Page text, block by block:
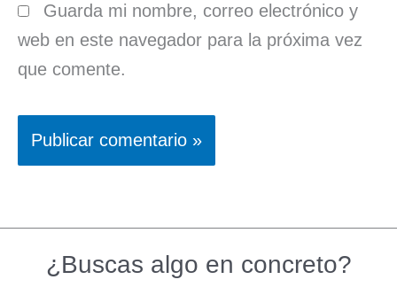
Guarda mi nombre, correo electrónico y
web en este navegador para la próxima vez
que comente.
¿Buscas algo en concreto?